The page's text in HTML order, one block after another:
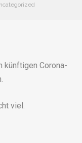
künftigen Corona-
viel.